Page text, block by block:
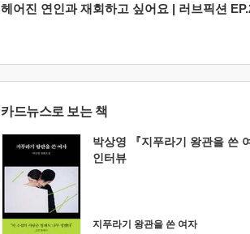
헤어진 연인과 재회하고 싶어요 | 러브픽션
카드뉴스로 보는 책
박상영 『지푸라기 왕관을 쓴
인터뷰
지푸라기 왕관을 쓴 여자